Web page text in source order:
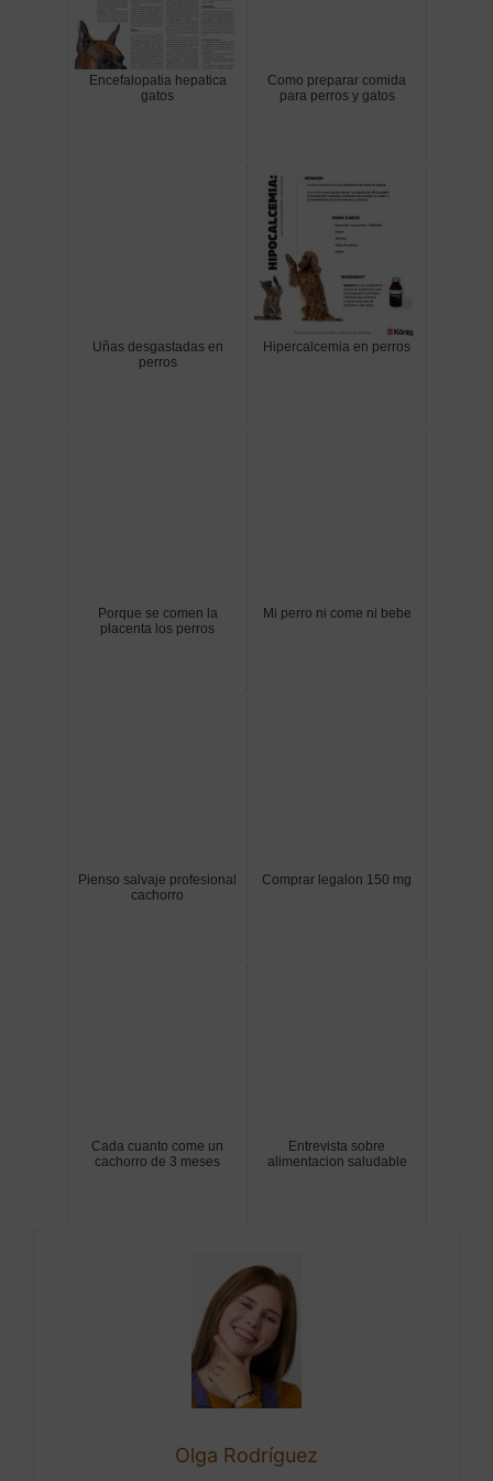
Encefalopatia hepatica
gatos
Como preparar comida
para perros y gatos
Uñas desgastadas en
perros
Hipercalcemia en perros
Porque se comen la
placenta los perros
Mi perro ni come ni bebe
Pienso salvaje profesional
cachorro
Comprar legalon 150 mg
Cada cuanto come un
cachorro de 3 meses
Entrevista sobre
alimentacion saludable
Olga Rodríguez